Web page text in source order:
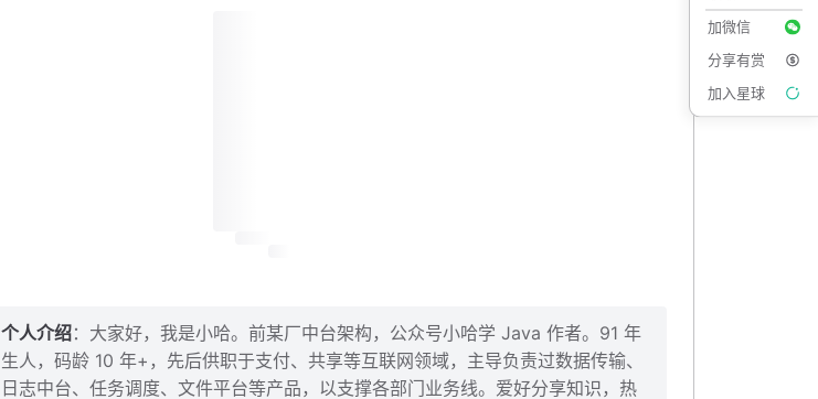
个人介绍：大家好，我是小哈。前某厂中台架构，公众号小哈学 Java 作者。91 年
生人，码龄 10 年+，先后供职于支付、共享等互联网领域，主导负责过数据传输、
日志中台、任务调度、文件平台等产品，以支撑各部门业务线。爱好分享知识，热
加微信
分享有赏
加入星球